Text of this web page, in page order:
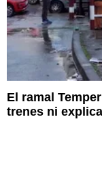
El ramal
trenes ni